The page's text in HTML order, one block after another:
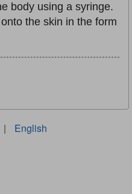
body using a syringe.
the skin in the form
| English